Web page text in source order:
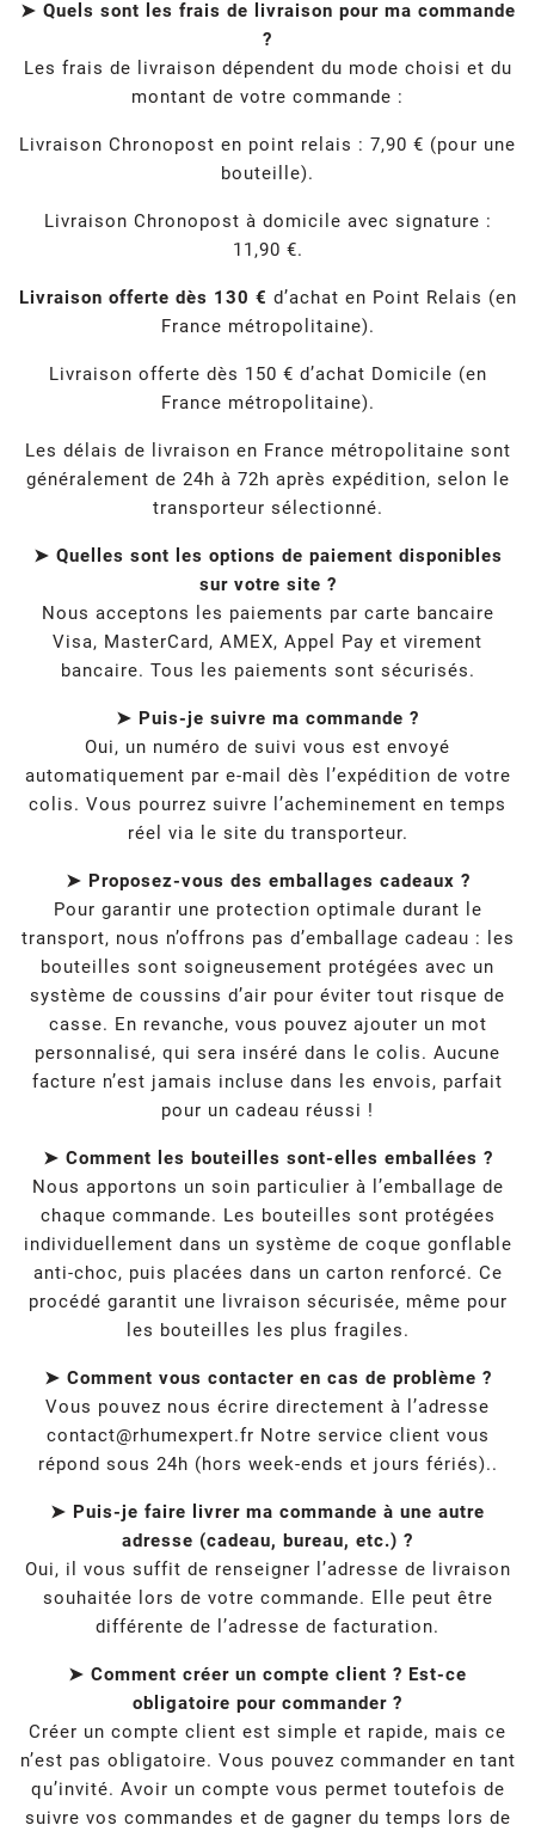
➤ Quels sont les frais de livraison pour ma commande
?
Les frais de livraison dépendent du mode choisi et du
montant de votre commande :
Livraison Chronopost en point relais : 7,90 € (pour une
bouteille).
Livraison Chronopost à domicile avec signature :
11,90 €.
Livraison offerte dès 130 € d’achat en Point Relais (en
France métropolitaine).
Livraison offerte dès 150 € d’achat Domicile (en
France métropolitaine).
Les délais de livraison en France métropolitaine sont
généralement de 24h à 72h après expédition, selon le
transporteur sélectionné.
➤ Quelles sont les options de paiement disponibles
sur votre site ?
Nous acceptons les paiements par carte bancaire
Visa, MasterCard, AMEX, Appel Pay et virement
bancaire. Tous les paiements sont sécurisés.
➤ Puis-je suivre ma commande ?
Oui, un numéro de suivi vous est envoyé
automatiquement par e-mail dès l’expédition de votre
colis. Vous pourrez suivre l’acheminement en temps
réel via le site du transporteur.
➤ Proposez-vous des emballages cadeaux ?
Pour garantir une protection optimale durant le
transport, nous n’offrons pas d’emballage cadeau : les
bouteilles sont soigneusement protégées avec un
système de coussins d’air pour éviter tout risque de
casse. En revanche, vous pouvez ajouter un mot
personnalisé, qui sera inséré dans le colis. Aucune
facture n’est jamais incluse dans les envois, parfait
pour un cadeau réussi !
➤ Comment les bouteilles sont-elles emballées ?
Nous apportons un soin particulier à l’emballage de
chaque commande. Les bouteilles sont protégées
individuellement dans un système de coque gonflable
anti-choc, puis placées dans un carton renforcé. Ce
procédé garantit une livraison sécurisée, même pour
les bouteilles les plus fragiles.
➤ Comment vous contacter en cas de problème ?
Vous pouvez nous écrire directement à l’adresse
contact@rhumexpert.fr Notre service client vous
répond sous 24h (hors week-ends et jours fériés)..
➤ Puis-je faire livrer ma commande à une autre
adresse (cadeau, bureau, etc.) ?
Oui, il vous suffit de renseigner l’adresse de livraison
souhaitée lors de votre commande. Elle peut être
différente de l’adresse de facturation.
➤ Comment créer un compte client ? Est-ce
obligatoire pour commander ?
Créer un compte client est simple et rapide, mais ce
n’est pas obligatoire. Vous pouvez commander en tant
qu’invité. Avoir un compte vous permet toutefois de
suivre vos commandes et de gagner du temps lors de